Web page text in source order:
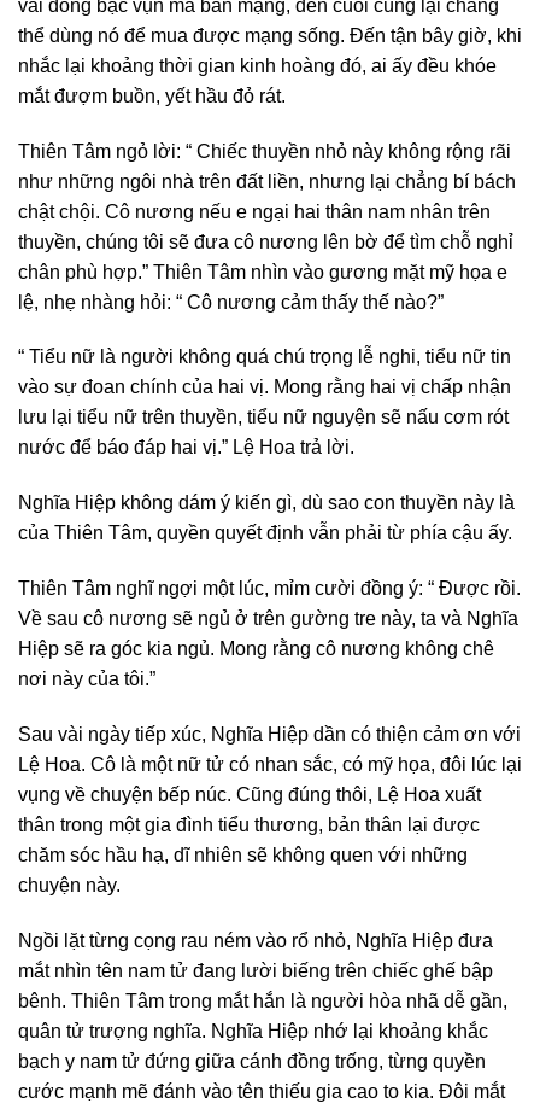
vài đồng bạc vụn mà bán mạng, đến cuối cùng lại chẳng
thể dùng nó để mua được mạng sống. Đến tận bây giờ, khi
nhắc lại khoảng thời gian kinh hoàng đó, ai ấy đều khóe
mắt đượm buồn, yết hầu đỏ rát.
Thiên Tâm ngỏ lời: “ Chiếc thuyền nhỏ này không rộng rãi
như những ngôi nhà trên đất liền, nhưng lại chẳng bí bách
chật chội. Cô nương nếu e ngại hai thân nam nhân trên
thuyền, chúng tôi sẽ đưa cô nương lên bờ để tìm chỗ nghỉ
chân phù hợp.” Thiên Tâm nhìn vào gương mặt mỹ họa e
lệ, nhẹ nhàng hỏi: “ Cô nương cảm thấy thế nào?”
“ Tiểu nữ là người không quá chú trọng lễ nghi, tiểu nữ tin
vào sự đoan chính của hai vị. Mong rằng hai vị chấp nhận
lưu lại tiểu nữ trên thuyền, tiểu nữ nguyện sẽ nấu cơm rót
nước để báo đáp hai vị.” Lệ Hoa trả lời.
Nghĩa Hiệp không dám ý kiến gì, dù sao con thuyền này là
của Thiên Tâm, quyền quyết định vẫn phải từ phía cậu ấy.
Thiên Tâm nghĩ ngợi một lúc, mỉm cười đồng ý: “ Được rồi.
Về sau cô nương sẽ ngủ ở trên gường tre này, ta và Nghĩa
Hiệp sẽ ra góc kia ngủ. Mong rằng cô nương không chê
nơi này của tôi.”
Sau vài ngày tiếp xúc, Nghĩa Hiệp dần có thiện cảm ơn với
Lệ Hoa. Cô là một nữ tử có nhan sắc, có mỹ họa, đôi lúc lại
vụng về chuyện bếp núc. Cũng đúng thôi, Lệ Hoa xuất
thân trong một gia đình tiểu thương, bản thân lại được
chăm sóc hầu hạ, dĩ nhiên sẽ không quen với những
chuyện này.
Ngồi lặt từng cọng rau ném vào rổ nhỏ, Nghĩa Hiệp đưa
mắt nhìn tên nam tử đang lười biếng trên chiếc ghế bập
bênh. Thiên Tâm trong mắt hắn là người hòa nhã dễ gần,
quân tử trượng nghĩa. Nghĩa Hiệp nhớ lại khoảng khắc
bạch y nam tử đứng giữa cánh đồng trống, từng quyền
cước mạnh mẽ đánh vào tên thiếu gia cao to kia. Đôi mắt